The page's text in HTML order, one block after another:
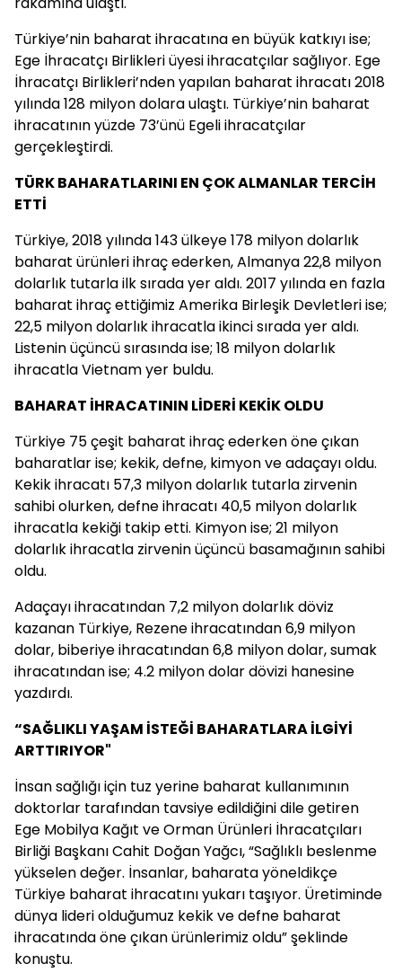
Türkiye’nin baharat ihracatına en büyük katkıyı ise;
Ege İhracatçı Birlikleri üyesi ihracatçılar sağlıyor. Ege
İhracatçı Birlikleri’nden yapılan baharat ihracatı 2018
yılında 128 milyon dolara ulaştı. Türkiye’nin baharat
ihracatının yüzde 73’ünü Egeli ihracatçılar
gerçekleştirdi.
TÜRK BAHARATLARINI EN ÇOK ALMANLAR TERCİH
ETTİ
Türkiye, 2018 yılında 143 ülkeye 178 milyon dolarlık
baharat ürünleri ihraç ederken, Almanya 22,8 milyon
dolarlık tutarla ilk sırada yer aldı. 2017 yılında en fazla
baharat ihraç ettiğimiz Amerika Birleşik Devletleri ise;
22,5 milyon dolarlık ihracatla ikinci sırada yer aldı.
Listenin üçüncü sırasında ise; 18 milyon dolarlık
ihracatla Vietnam yer buldu.
BAHARAT İHRACATININ LİDERİ KEKİK OLDU
Türkiye 75 çeşit baharat ihraç ederken öne çıkan
baharatlar ise; kekik, defne, kimyon ve adaçayı oldu.
Kekik ihracatı 57,3 milyon dolarlık tutarla zirvenin
sahibi olurken, defne ihracatı 40,5 milyon dolarlık
ihracatla kekiği takip etti. Kimyon ise; 21 milyon
dolarlık ihracatla zirvenin üçüncü basamağının sahibi
oldu.
Adaçayı ihracatından 7,2 milyon dolarlık döviz
kazanan Türkiye, Rezene ihracatından 6,9 milyon
dolar, biberiye ihracatından 6,8 milyon dolar, sumak
ihracatından ise; 4.2 milyon dolar dövizi hanesine
yazdırdı.
“SAĞLIKLI YAŞAM İSTEĞİ BAHARATLARA İLGİYİ
ARTTIRIYOR"
İnsan sağlığı için tuz yerine baharat kullanımının
doktorlar tarafından tavsiye edildiğini dile getiren
Ege Mobilya Kağıt ve Orman Ürünleri İhracatçıları
Birliği Başkanı Cahit Doğan Yağcı, “Sağlıklı beslenme
yükselen değer. İnsanlar, baharata yöneldikçe
Türkiye baharat ihracatını yukarı taşıyor. Üretiminde
dünya lideri olduğumuz kekik ve defne baharat
ihracatında öne çıkan ürünlerimiz oldu” şeklinde
konuştu.